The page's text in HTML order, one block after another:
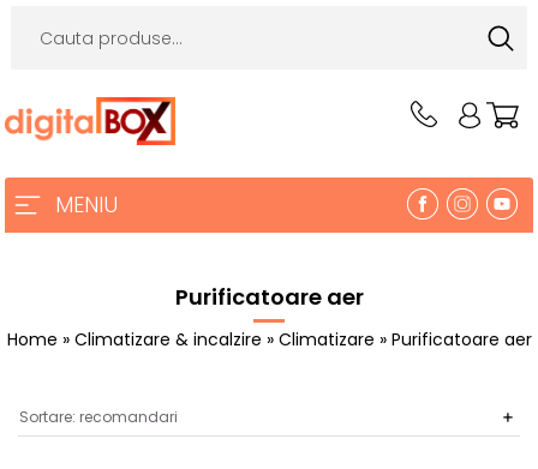
MENIU
Purificatoare aer
Home » Climatizare & incalzire » Climatizare » Purificatoare aer